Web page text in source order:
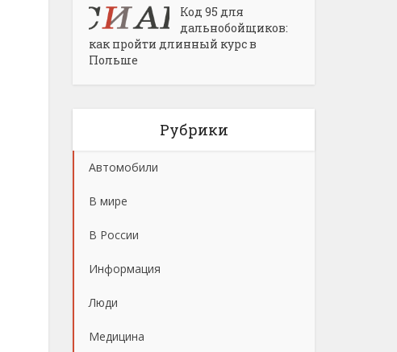
Код 95 для
дальнобойщиков:
как пройти длинный курс в
Польше
Рубрики
Автомобили
В мире
В России
Информация
Люди
Медицина